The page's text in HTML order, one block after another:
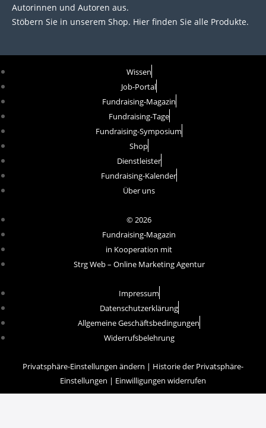
Autorinnen und Autoren aus.
Stöbern Sie in unserem Shop. Hier finden Sie alle Produkte.
Wissen
Job-Portal
Fundraising-Magazin
Fundraising-Tage
Fundraising-Symposium
Shop
Dienstleister
Fundraising-Kalender
Über uns
© 2026
Fundraising-Magazin
in Kooperation mit
Strg Web – Online Marketing Agentur
Impressum
Datenschutzerklärung
Allgemeine Geschäftsbedingungen
Widerrufsbelehrung
Privatsphäre-Einstellungen ändern | Historie der Privatsphäre-
Einstellungen | Einwilligungen widerrufen